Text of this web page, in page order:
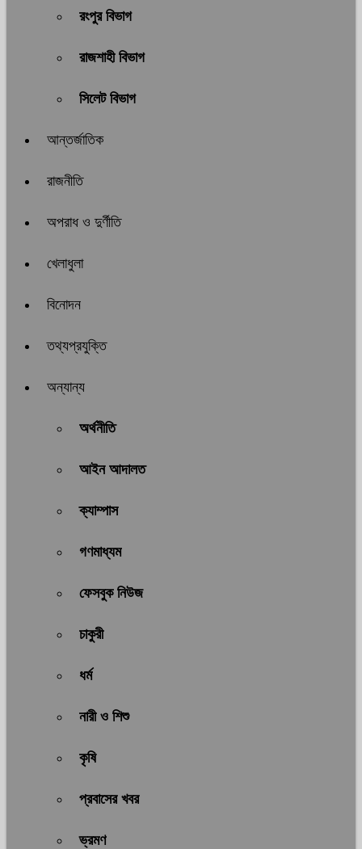
রংপুর বিভাগ
রাজশাহী বিভাগ
সিলেট বিভাগ
আন্তর্জাতিক
রাজনীতি
অপরাধ ও দুর্ণীতি
খেলাধুলা
বিনোদন
তথ্যপ্রযুক্তি
অন্যান্য
অর্থনীতি
আইন আদালত
ক্যাম্পাস
গণমাধ্যম
ফেসবুক নিউজ
চাকুরী
ধর্ম
নারী ও শিশু
কৃষি
প্রবাসের খবর
ভ্রমণ